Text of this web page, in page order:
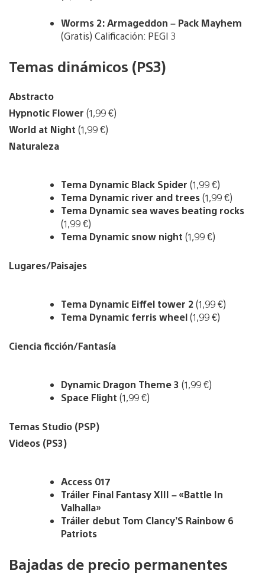
Worms 2: Armageddon – Pack Mayhem
(Gratis) Calificación: PEGI 3
Temas dinámicos (PS3)
Abstracto
Hypnotic Flower (1,99 €)
World at Night (1,99 €)
Naturaleza
Tema Dynamic Black Spider (1,99 €)
Tema Dynamic river and trees(1,99 €)
Tema Dynamic sea waves beating rocks
(1,99 €)
Tema Dynamic snow night (1,99 €)
Lugares/Paisajes
Tema Dynamic Eiffel tower 2(1,99 €)
Tema Dynamic ferris wheel(1,99 €)
Ciencia ficción/Fantasía
Dynamic Dragon Theme 3 (1,99 €)
Space Flight (1,99 €)
Temas Studio (PSP)
Videos (PS3)
Access 017
Tráiler Final Fantasy XIII – «Battle In
Valhalla»
Tráiler debut Tom Clancy’S Rainbow 6
Patriots
Bajadas de precio permanentes